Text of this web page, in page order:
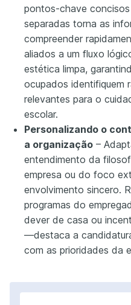
pontos-chave
separadas torna as
compreender
aliados a um fluxo
estética limpa,
ocupados identifiquem
relevantes para o
escolar.
Personalizando o
a organização –
entendimento da
empresa ou do foco
envolvimento sincero.
programas do
dever de casa ou
—destaca a
com as prioridades da